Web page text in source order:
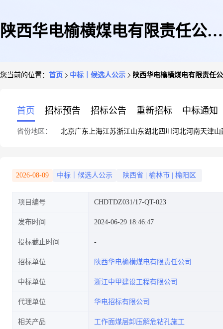
陕西华电榆横煤电有限责任公司
施工批次评标结果公示
您当前的位置： 首页 中标｜候选人公示 陕西华电榆横煤电有限责任
首页 招标预告 招标公告 重新招标 中标通知
省份地区： 北京广东 上海江苏浙江山东湖北四川 河北河南天津山
2026-08-09 中标｜候选人公示 陕西省 榆林市 榆阳区
项目编号 CHDTDZ031/17-QT-023
发布时间 2024-06-29 18:46:47
投标截止时间
招标单位 陕西华电榆横煤电有限责任公司
中标单位 浙江中甲建设工程有限公司
代理单位 华电招标有限公司
相关产品 工作面煤层卸压解危钻孔施工